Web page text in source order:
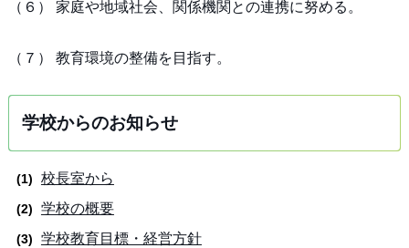
（６） 家庭や地域社会、関係機関との連携に努める。
（７） 教育環境の整備を目指す。
学校からのお知らせ
校長室から
学校の概要
学校教育目標・経営方針